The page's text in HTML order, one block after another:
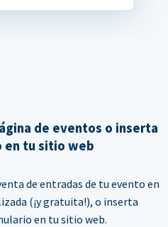
de eventos o inserta
en tu sitio web
de entradas de tu evento en
(¡y gratuita!), o inserta
en tu sitio web.